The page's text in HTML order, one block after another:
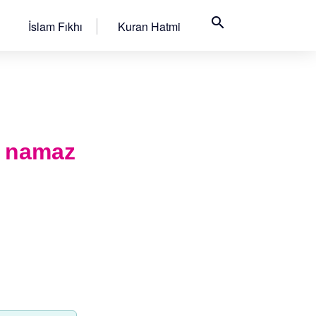
İslam Fıkhı Kuran Hatmi search